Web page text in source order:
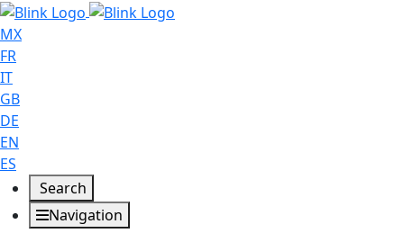
MX
FR
IT
GB
DE
EN
ES
Search
Navigation